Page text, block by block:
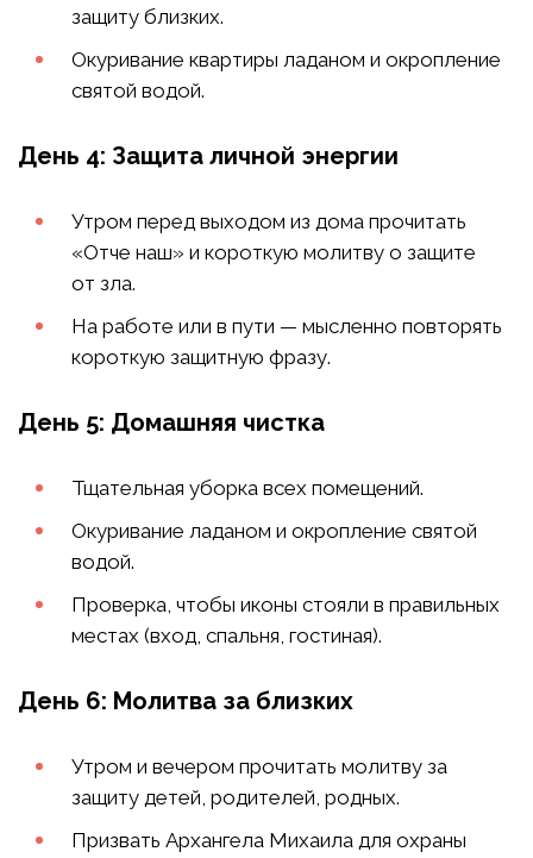
защиту близких.
Окуривание квартиры ладаном и окропление
святой водой.
День 4: Защита личной энергии
Утром перед выходом из дома прочитать
«Отче наш» и короткую молитву о защите
от зла.
На работе или в пути — мысленно повторять
короткую защитную фразу.
День 5: Домашняя чистка
Тщательная уборка всех помещений.
Окуривание ладаном и окропление святой
водой.
Проверка, чтобы иконы стояли в правильных
местах (вход, спальня, гостиная).
День 6: Молитва за близких
Утром и вечером прочитать молитву за
защиту детей, родителей, родных.
Призвать Архангела Михаила для охраны